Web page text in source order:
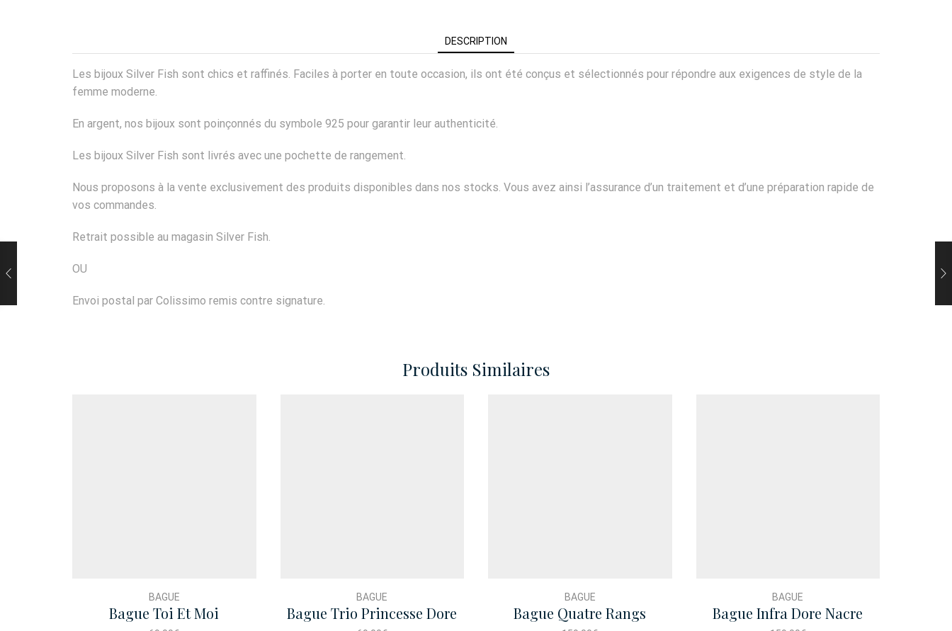
DESCRIPTION
Les bijoux Silver Fish sont chics et raffinés. Faciles à porter en toute occasion, ils ont été conçus et sélectionnés pour répondre aux exigences de style de la
femme moderne.
En argent, nos bijoux sont poinçonnés du symbole 925 pour garantir leur authenticité.
Les bijoux Silver Fish sont livrés avec une pochette de rangement.
Nous proposons à la vente exclusivement des produits disponibles dans nos stocks. Vous avez ainsi l’assurance d’un traitement et d’une préparation rapide de
vos commandes.
Retrait possible au magasin Silver Fish.
OU
Envoi postal par Colissimo remis contre signature.
Produits Similaires
BAGUE
Bague Toi Et Moi
BAGUE
Bague Trio Princesse Dore
BAGUE
Bague Quatre Rangs
BAGUE
Bague Infra Dore Nacre